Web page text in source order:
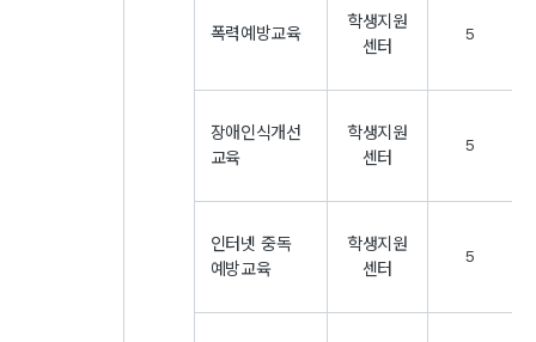
폭력예방교육
학생지원
센터
5
장애인식개선
교육
학생지원
센터
5
인터넷 중독
예방교육
학생지원
센터
5